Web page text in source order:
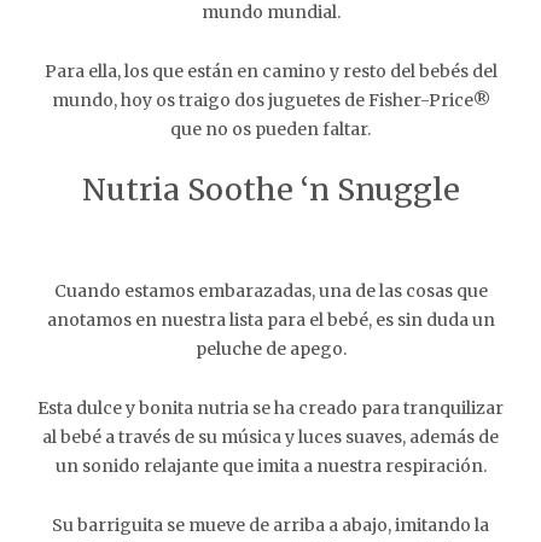
mundo mundial.
Para ella, los que están en camino y resto del bebés del
mundo, hoy os traigo dos juguetes de Fisher-Price®
que no os pueden faltar.
Nutria Soothe ‘n Snuggle
Cuando estamos embarazadas, una de las cosas que
anotamos en nuestra lista para el bebé, es sin duda un
peluche de apego.
Esta dulce y bonita nutria se ha creado para tranquilizar
al bebé a través de su música y luces suaves, además de
un sonido relajante que imita a nuestra respiración.
Su barriguita se mueve de arriba a abajo, imitando la